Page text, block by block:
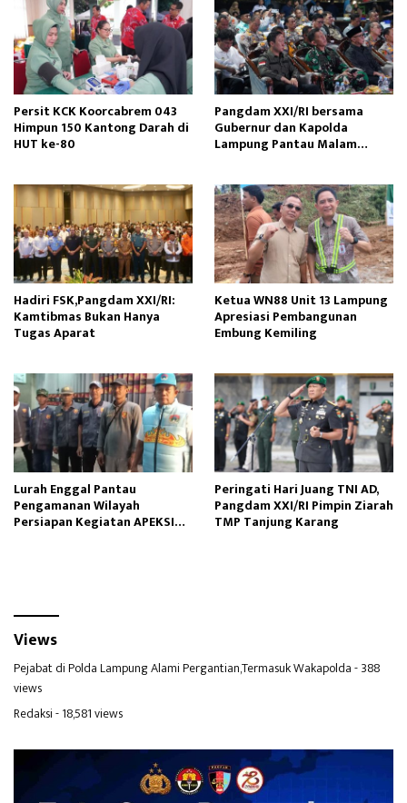
Persit KCK Koorcabrem 043
Himpun 150 Kantong Darah di
HUT ke-80
Pangdam XXI/RI bersama
Gubernur dan Kapolda
Lampung Pantau Malam
Hadiri FSK,Pangdam XXI/RI:
Kamtibmas Bukan Hanya
Tugas Aparat
Ketua WN88 Unit 13 Lampung
Apresiasi Pembangunan
Embung Kemiling
Lurah Enggal Pantau
Pengamanan Wilayah
Persiapan Kegiatan APEKSI
Peringati Hari Juang TNI AD,
Pangdam XXI/RI Pimpin Ziarah
TMP Tanjung Karang
Views
Pejabat di Polda Lampung Alami Pergantian,Termasuk Wakapolda- 388
views
Redaksi- 18,581 views